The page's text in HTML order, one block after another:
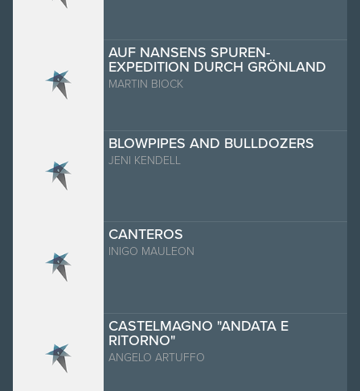
AUF NANSENS SPUREN-
EXPEDITION DURCH GRÖNLAND
MARTIN BIOCK
BLOWPIPES AND BULLDOZERS
JENI KENDELL
CANTEROS
INIGO MAULEON
CASTELMAGNO "ANDATA E
RITORNO"
ANGELO ARTUFFO